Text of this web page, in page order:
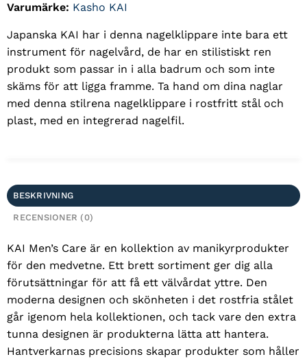
Varumärke: Kasho KAI
Japanska KAI har i denna nagelklippare inte bara ett
instrument för nagelvård, de har en stilistiskt ren
produkt som passar in i alla badrum och som inte
skäms för att ligga framme. Ta hand om dina naglar
med denna stilrena nagelklippare i rostfritt stål och
plast, med en integrerad nagelfil.
BESKRIVNING
RECENSIONER (0)
KAI Men’s Care är en kollektion av manikyrprodukter
för den medvetne. Ett brett sortiment ger dig alla
förutsättningar för att få ett välvårdat yttre. Den
moderna designen och skönheten i det rostfria stålet
går igenom hela kollektionen, och tack vare den extra
tunna designen är produkterna lätta att hantera.
Hantverkarnas precisions skapar produkter som håller